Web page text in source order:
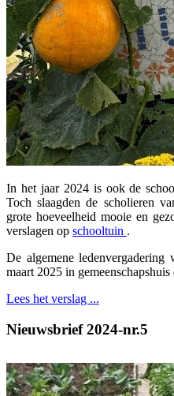
In het jaar 2024 is ook de
Toch slaagden de scholieren
grote hoeveelheid mooie en
verslagen op schooltuin .
De algemene
maart 2025 in
Lees het verslag ...
Nieuwsbrief 2024-nr.5